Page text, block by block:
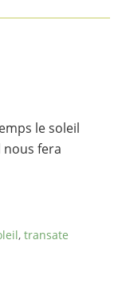
le soleil
nous fera
, transate